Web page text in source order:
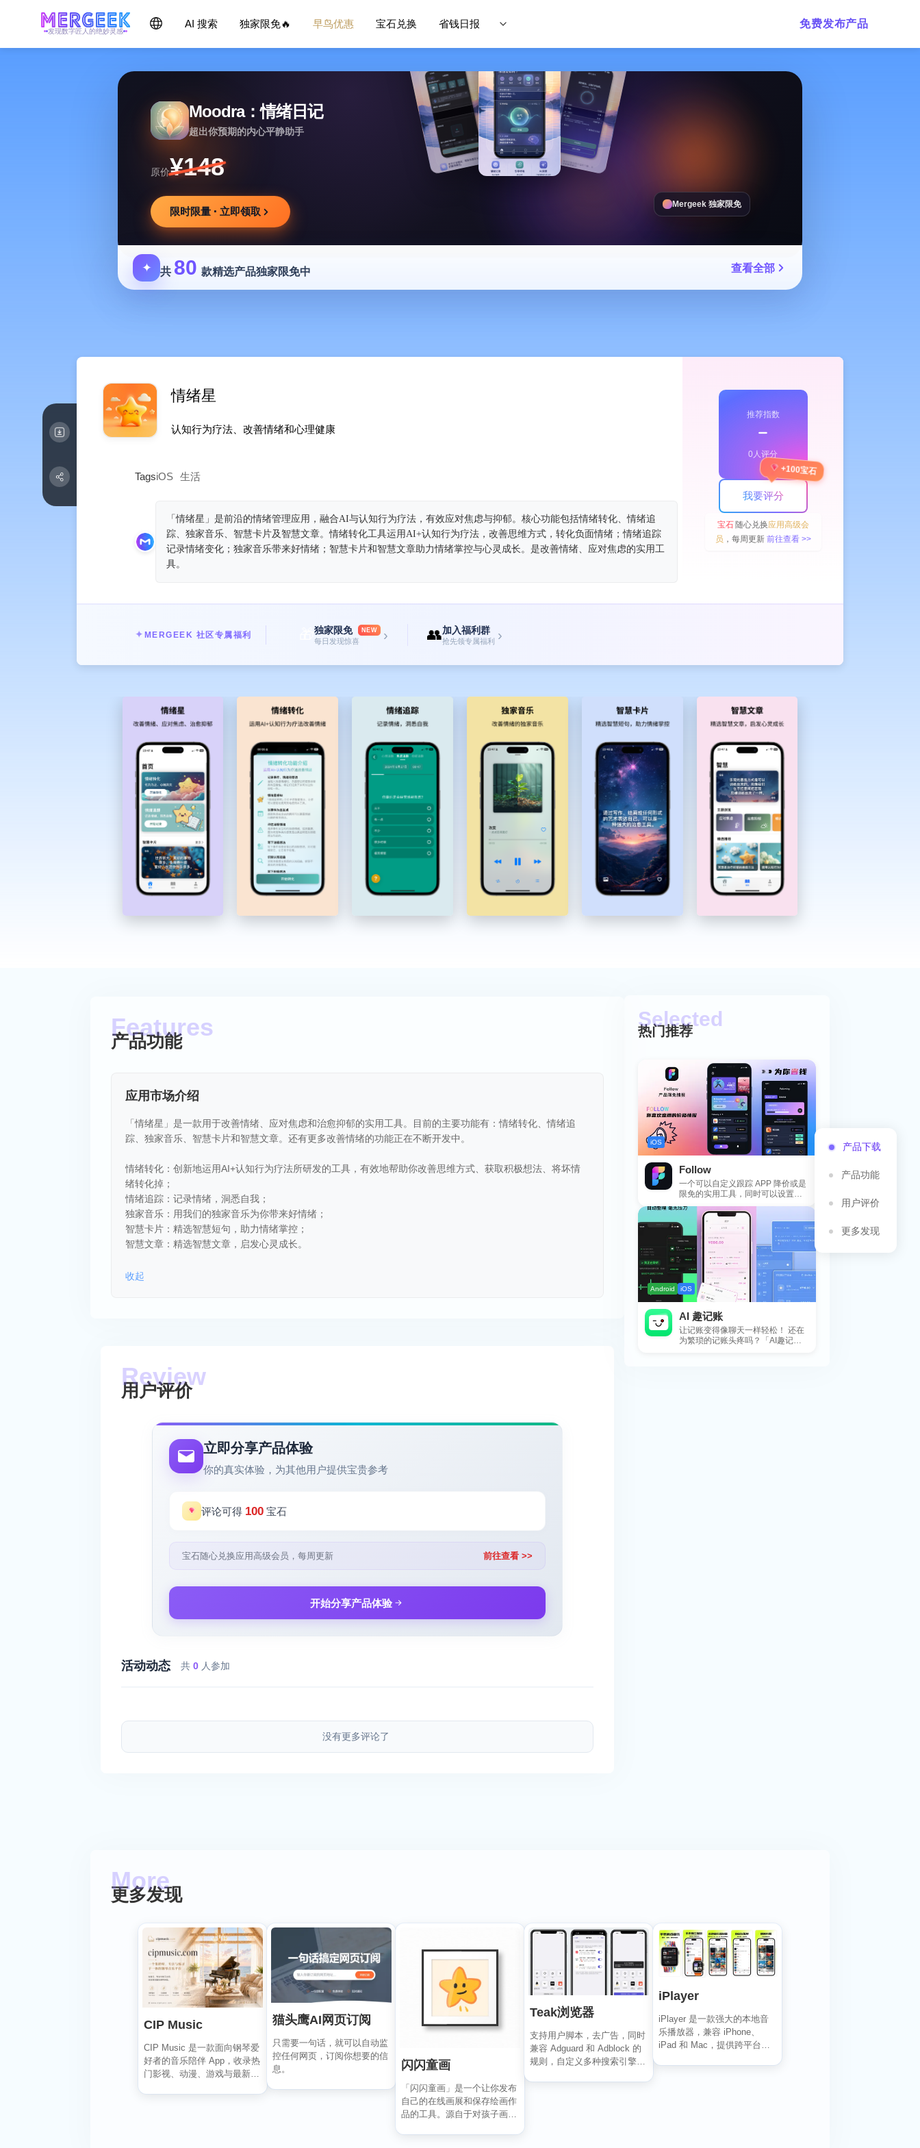
发现数字匠人的绝妙灵感
AI 搜索 独家限免🔥 早鸟优惠 宝石兑换 省钱日报 免费发布产品
Moodra：情绪日记
超出你预期的内心平静助手
原价¥148
限时限量 · 立即领取
Mergeek 独家限免
✦ 共 80 款精选产品独家限免中 查看全部
情绪星
认知行为疗法、改善情绪和心理健‪康‬
TagsiOS 生活
「情绪星」是前沿的情绪管理应用，融合AI与认知行为疗法，有效应对焦虑与抑郁。核心功能包括情绪转化、情绪追
踪、独家音乐、智慧卡片及智慧文章。情绪转化工具运用AI+认知行为疗法，改善思维方式，转化负面情绪；情绪追踪
记录情绪变化；独家音乐带来好情绪；智慧卡片和智慧文章助力情绪掌控与心灵成长。是改善情绪、应对焦虑的实用工
具。
推荐指数
﹣
0人评分
我要评分
+100宝石
宝石随心兑换应用高级会
员 ，每周更新 前往查看 >>
✦ MERGEEK 社区专属福利 独家限免 NEW
每日发现惊喜 › 👥加入福利群
抢先领专属福利 ›
产品下载
产品功能
用户评价
更多发现
产品功能
应用市场介绍
「情绪星」是一款用于改善情绪、应对焦虑和治愈抑郁的实用工具。目前的主要功能有：情绪转化、情绪追
踪、独家音乐、智慧卡片和智慧文章。还有更多改善情绪的功能正在不断开发中。
情绪转化：创新地运用AI+认知行为疗法所研发的工具，有效地帮助你改善思维方式、获取积极想法、将坏情
绪转化掉；
情绪追踪：记录情绪，洞悉自我；
独家音乐：用我们的独家音乐为你带来好情绪；
智慧卡片：精选智慧短句，助力情绪掌控；
智慧文章：精选智慧文章，启发心灵成长。
收起
用户评价
立即分享产品体验
你的真实体验，为其他用户提供宝贵参考
评论可得 100 宝石
宝石随心兑换应用高级会员，每周更新 前往查看 >>
开始分享产品体验
活动动态 共 0 人参加
没有更多评论了
热门推荐
iOS
Follow
一个可以自定义跟踪 APP 降价或是
限免的实用工具，同时可以设置包
括 APP，游戏，热门类和精选类
Android iOS
AI 趣记账
让记账变得像聊天一样轻松！ 还在
为繁琐的记账头疼吗？「AI趣记
更多发现
CIP Music
CIP Music 是一款面向钢琴爱
好者的音乐陪伴 App，收录热
门影视、动漫、游戏与最新
猫头鹰AI网页订阅
只需要一句话，就可以自动监
控任何网页，订阅你想要的信
息。
闪闪童画
「闪闪童画」是一个让你发布
自己的在线画展和保存绘画作
品的工具。源自于对孩子画作
Teak浏览器
支持用户脚本，去广告，同时
兼容 Adguard 和 Adblock 的
规则，自定义多种搜索引擎的
iPlayer
iPlayer 是一款强大的本地音
乐播放器，兼容 iPhone、
iPad 和 Mac，提供跨平台无